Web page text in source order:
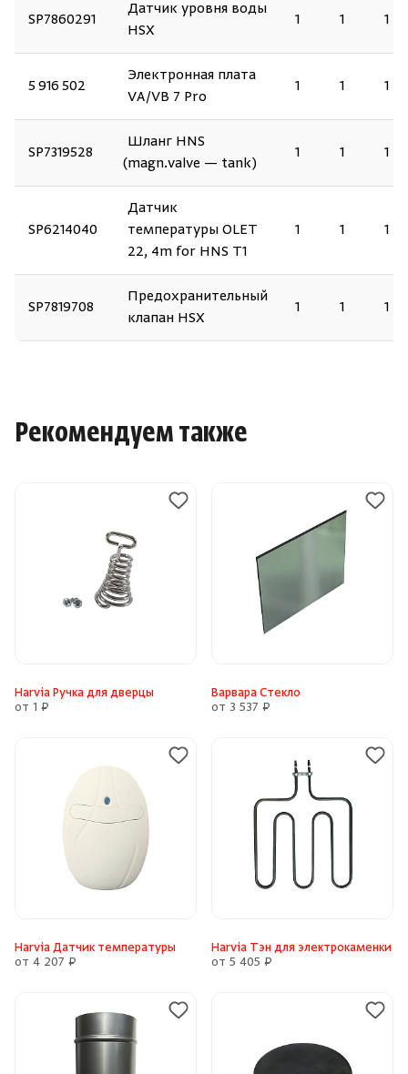
SP7860291
Датчик уровня воды
HSX
1 1 1
5 916 502
Электронная плата
VA/VB 7 Pro
1 1 1
SP7319528
Шланг HNS
(magn.valve — tank)
1 1 1
SP6214040
Датчик
температуры OLET
22, 4m for HNS T1
1 1 1
SP7819708
Предохранительный
клапан HSX
1 1 1
Рекомендуем также
Harvia Ручка для дверцы
от 1 ₽
Варвара Стекло
от 3 537 ₽
Harvia Датчик температуры
от 4 207 ₽
Harvia Тэн для электрокаменки
от 5 405 ₽